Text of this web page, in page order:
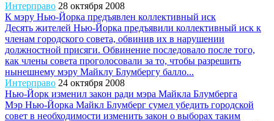
Интерправо 28 октября 2008
К мэру Нью-Йорка предъявлен коллективный иск
Десять жителей Нью-Йорка предъявили коллективный иск к
членам городского совета, обвинив их в нарушении
должностной присяги. Обвинение последовало после того,
как члены совета проголосовали за то, чтобы разрешить
нынешнему мэру Майклу Блумбергу балло...
Интерправо 24 октября 2008
Нью-Йорк изменил закон ради мэра Майкла Блумберга
Мэр Нью-Йорка Майкл Блумберг сумел убедить городской
совет в необходимости изменить закон о выборах таким